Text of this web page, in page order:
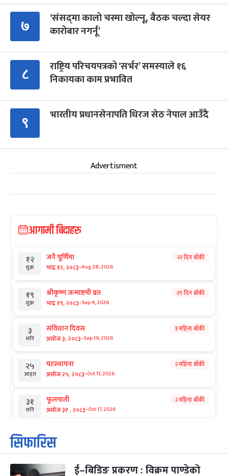
७
‘संसद्‍मा कालो चस्मा खोल्नू, बैठक चल्दा सेयर
कारोबार नगर्नू’
८
राष्ट्रिय परिचयपत्रको ‘सर्भर’ समस्याले १६
निकायका काम प्रभावित
९ भारतीय प्रधानसेनापति धिरज सेठ नेपाल आउँदै
Advertisment
आगामी बिदाहरु
१२
शुक्र
जनै पूर्णिमा
भाद्र १२, २०८३-Aug 28, 2026
२२ दिन बाँकी
१९
शुक्र
श्रीकृष्ण जन्माष्टमी व्रत
भाद्र १९, २०८३-Sep 4, 2026
२९ दिन बाँकी
३
शनि
संविधान दिवस
असोज ३, २०८३-Sep 19, 2026
१ महिना बाँकी
२५
आइत
घटस्थापना
असोज २५, २०८३-Oct 11, 2026
२ महिना बाँकी
३१
शनि
फूलपाती
असोज ३१ , २०८३-Oct 17, 2026
२ महिना बाँकी
१
आइत
कार्तिक सङ्क्रान्ति
कार्तिक १, २०८३
३ महानवमी २ महिना बाँकी
सिफारिस
ई–बिडिङ प्रकरण : विक्रम पाण्डेको